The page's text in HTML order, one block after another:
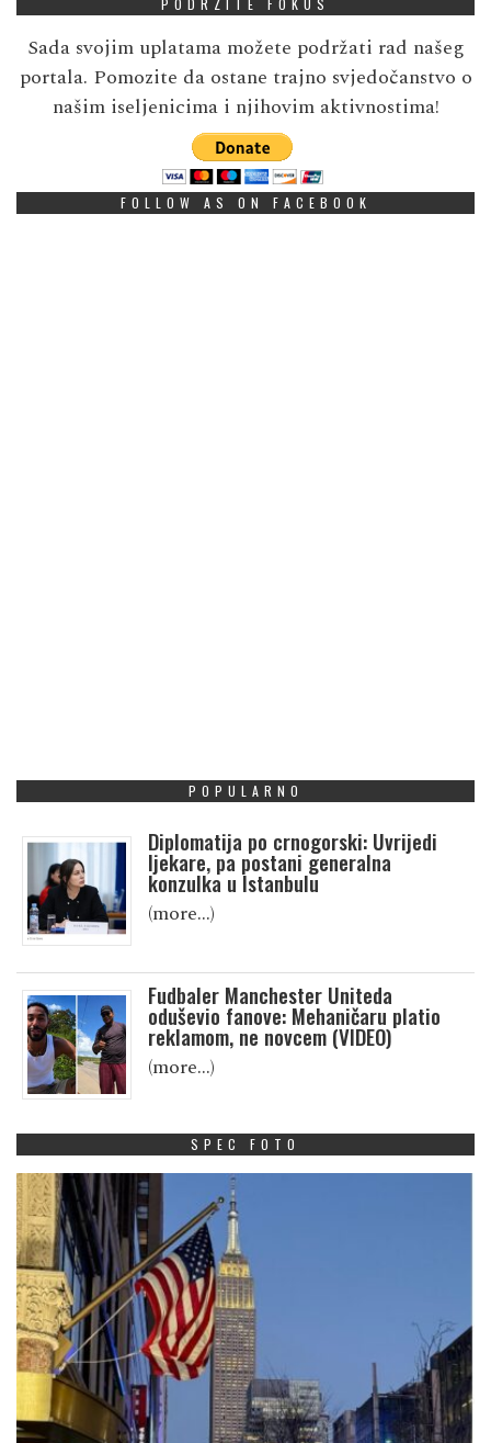
Sada svojim uplatama možete podržati rad našeg
portala. Pomozite da ostane trajno svjedočanstvo o
našim iseljenicima i njihovim aktivnostima!
FOLLOW AS ON FACEBOOK
POPULARNO
Diplomatija po crnogorski: Uvrijedi
ljekare, pa postani generalna
konzulka u Istanbulu
(more…)
Fudbaler Manchester Uniteda
oduševio fanove: Mehaničaru platio
reklamom, ne novcem (VIDEO)
(more…)
SPEC FOTO